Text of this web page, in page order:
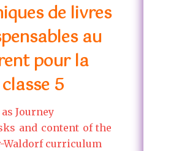
de livres
au
pour la
classe 5
Journey
and content of the
Waldorf curriculum